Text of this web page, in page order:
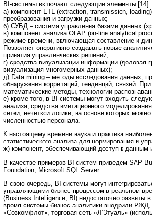
BI-системы включают следующие элементы [14]:
а) компонент ETL (extraction, transmission,
преобразования и загрузки данных;
б) СУБД – система управления базами данных
в) компонент анализа OLAP (on-line analytical
режиме времени, включающая составление и
Позволяет оперативно создавать новые
принятия управленческих решений;
г) средства визуализации информации (деловая
визуализация многомерных данных);
д) Data mining – методы исследования данных,
обнаружения корреляций, тенденций, связей.
математические методы, технологии
е) кроме того, в BI-системы могут входить
анализа, средства имитационного
сетей, нечёткой логики, на основе которых
численностью персонала.
К настоящему времени наука и практика
статистического анализа для нормирования и
ж) компонент, обеспечивающий доступ к данным
В качестве примеров BI-систем приведем SAP
Foundation, Microsoft SQL Server.
В свою очередь, BI-системы могут
управляющими бизнес-процессом в реальном
(Business Intelligence, BI) недостаточно развиты
время системы бизнес-аналитики внедрили
«Совкомфлот», торговая сеть «Л’Этуаль»